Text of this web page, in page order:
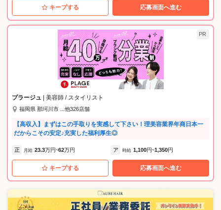
キープする 応募画面へ進む
PR
プラージュ | 美容師 / スタイリスト
福岡県 那珂川市 ...他326店舗
【高収入】まずはこの手取りを実感して下さい！理美容業界年商日本一
だからこその安定♪充実した福利厚生◎
正 月給 23.3万円~62万円 ア 時給 1,100円~1,350円
キープする 応募画面へ進む